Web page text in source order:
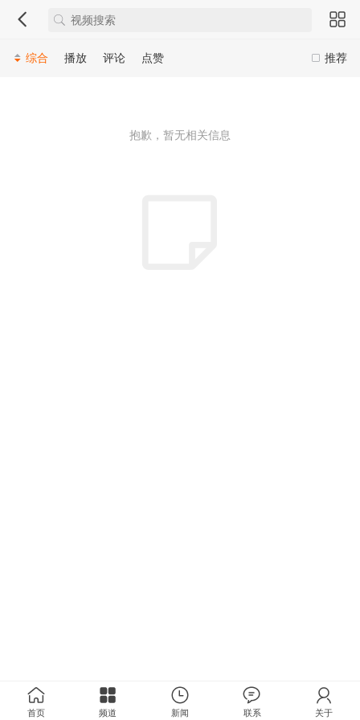
推荐
综合 播放 评论 点赞
抱歉，暂无相关信息
首页 频道 新闻 联系 关于